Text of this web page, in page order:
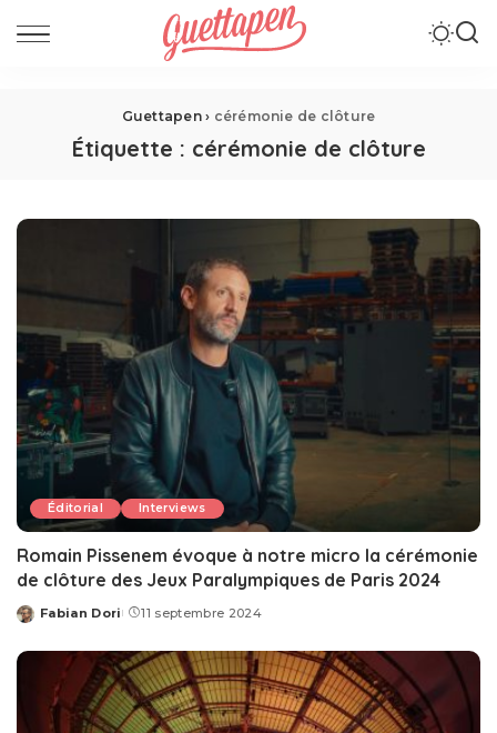
Guettapen› cérémonie de clôture
Étiquette : cérémonie de clôture
Éditorial Interviews
Romain Pissenem évoque à notre micro la cérémonie
de clôture des Jeux Paralympiques de Paris 2024
Posted
Fabian Dori 11 septembre 2024